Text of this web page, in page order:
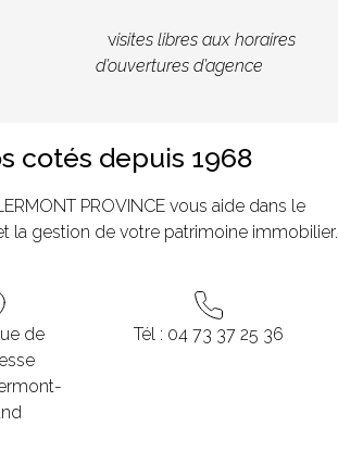
visites libres aux horaires
d’ouvertures d’agence
cotés depuis 1968
PROVINCE vous aide dans le
la gestion de votre patrimoine immobilier.
de
Tél : 04 73 37 25 36